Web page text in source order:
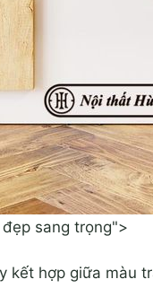
sang trọng">
kết hợp giữa màu